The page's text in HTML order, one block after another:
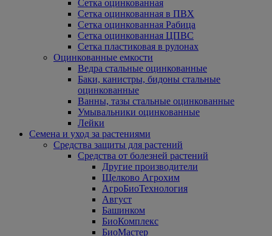
Сетка оцинкованная
Сетка оцинкованная в ПВХ
Сетка оцинкованная Рабица
Сетка оцинкованная ЦПВС
Сетка пластиковая в рулонах
Оцинкованные емкости
Ведра стальные оцинкованные
Баки, канистры, бидоны стальные
оцинкованные
Ванны, тазы стальные оцинкованные
Умывальники оцинкованные
Лейки
Семена и уход за растениями
Средства защиты для растений
Средства от болезней растений
Другие производители
Щелково Агрохим
АгроБиоТехнология
Август
Башинком
БиоКомплекс
БиоМастер